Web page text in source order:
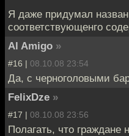
Я даже придумал
соответствующенго
Al Amigo »
#16 | 08.10.08 23:54
Да, с черноголовыми
FelixDze »
#17 | 08.10.08 23:56
Полагать, что граждане